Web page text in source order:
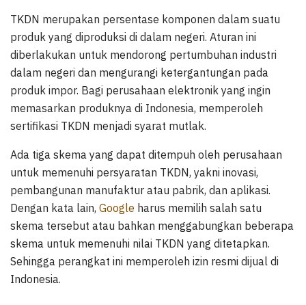
TKDN merupakan persentase komponen dalam suatu
produk yang diproduksi di dalam negeri. Aturan ini
diberlakukan untuk mendorong pertumbuhan industri
dalam negeri dan mengurangi ketergantungan pada
produk impor. Bagi perusahaan elektronik yang ingin
memasarkan produknya di Indonesia, memperoleh
sertifikasi TKDN menjadi syarat mutlak.
Ada tiga skema yang dapat ditempuh oleh perusahaan
untuk memenuhi persyaratan TKDN, yakni inovasi,
pembangunan manufaktur atau pabrik, dan aplikasi.
Dengan kata lain, Google harus memilih salah satu
skema tersebut atau bahkan menggabungkan beberapa
skema untuk memenuhi nilai TKDN yang ditetapkan.
Sehingga perangkat ini memperoleh izin resmi dijual di
Indonesia.